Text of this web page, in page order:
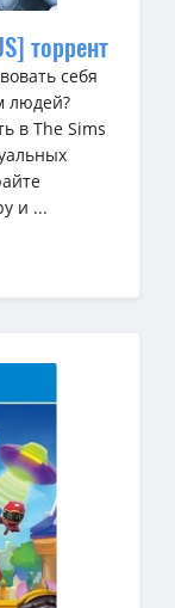
торрент
себя
людей?
в The Sims
и ...